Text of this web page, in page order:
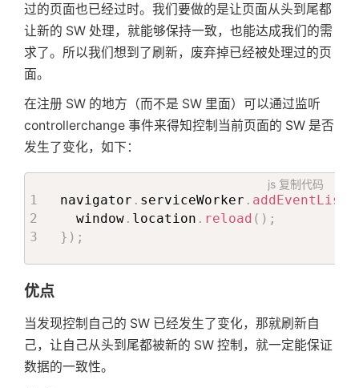
过的页面也已经过时。我们要做的是让页面从头到尾都
让新的 SW 处理，就能够保持一致，也能达成我们的需
求了。所以我们想到了刷新，废弃掉已经被处理过的页
面。
在注册 SW 的地方（而不是 SW 里面）可以通过监听
controllerchange 事件来得知控制当前页面的 SW 是否
发生了变化，如下：
js 复制代码
navigator . serviceWorker .
  window
. location . reload ( ) ;
} ) ;
优点
当发现控制自己的 SW 已经发生了变化，那就刷新自
己，让自己从头到尾都被新的 SW 控制，就一定能保证
数据的一致性。